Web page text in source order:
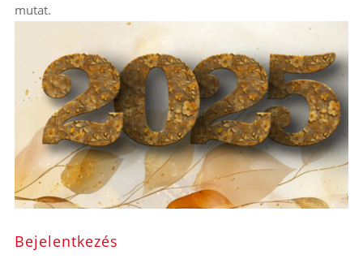
mutat.
Bejelentkezés